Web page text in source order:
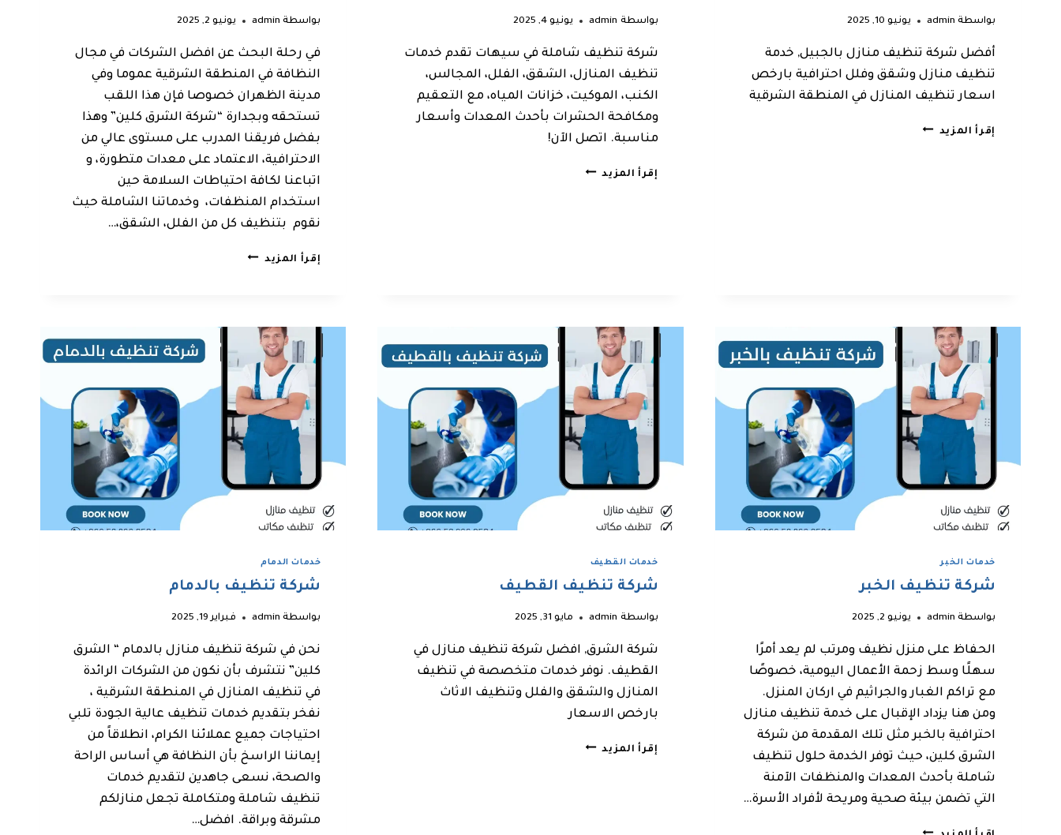
بواسطة admin يونيو 10, 2025
أفضل شركة تنظيف منازل بالجبيل, خدمة
تنظيف منازل وشقق وفلل احترافية بارخص
اسعار تنظيف المنازل في المنطقة الشرقية
إقرأ المزيد شركة
بواسطة admin يونيو 4, 2025
شركة تنظيف شاملة في سيهات تقدم خدمات
تنظيف المنازل، الشقق، الفلل، المجالس،
الكنب، الموكيت، خزانات المياه، مع التعقيم
ومكافحة الحشرات بأحدث المعدات وأسعار
مناسبة. اتصل الآن!
إقرأ المزيد شركة
بواسطة admin يونيو 2, 2025
في رحلة البحث عن افضل الشركات في مجال
النظافة في المنطقة الشرقية عموما وفي
مدينة الظهران خصوصا فإن هذا اللقب
تستحقه وبجدارة “شركة الشرق كلين” وهذا
بفضل فريقنا المدرب على مستوى عالي من
الاحترافية، الاعتماد على معدات متطورة، و
اتباعنا لكافة احتياطات السلامة حين
استخدام المنظفات، وخدماتنا الشاملة حيث
نقوم بتنظيف كل من الفلل، الشقق،…
إقرأ المزيد شركة
خدمات الخبر
شركة تنظيف الخبر
بواسطة admin يونيو 2, 2025
الحفاظ على منزل نظيف ومرتب لم يعد أمرًا
سهلًا وسط زحمة الأعمال اليومية، خصوصًا
مع تراكم الغبار والجراثيم في اركان المنزل.
ومن هنا يزداد الإقبال على خدمة تنظيف منازل
احترافية بالخبر مثل تلك المقدمة من شركة
الشرق كلين، حيث توفر الخدمة حلول تنظيف
شاملة بأحدث المعدات والمنظفات الآمنة
التي تضمن بيئة صحية ومريحة لأفراد الأسرة…
شركة
خدمات القطيف
شركة تنظيف القطيف
بواسطة admin مايو 31, 2025
شركة الشرق, افضل شركة تنظيف منازل في
القطيف. نوفر خدمات متخصصة في تنظيف
المنازل والشقق والفلل وتنظيف الاثاث
بارخص الاسعار
إقرأ المزيد شركة
خدمات الدمام
شركة تنظيف بالدمام
بواسطة admin فبراير 19, 2025
نحن في شركة تنظيف منازل بالدمام “ الشرق
كلين” نتشرف بأن نكون من الشركات الرائدة
في تنظيف المنازل في المنطقة الشرقية ،
نفخر بتقديم خدمات تنظيف عالية الجودة تلبي
احتياجات جميع عملائنا الكرام، انطلاقاً من
إيماننا الراسخ بأن النظافة هي أساس الراحة
والصحة، نسعى جاهدين لتقديم خدمات
تنظيف شاملة ومتكاملة تجعل منازلكم
مشرقة وبراقة. افضل…